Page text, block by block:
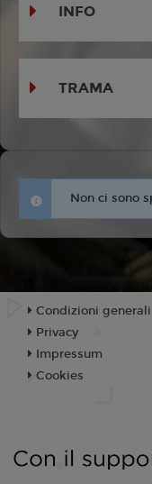
INFO
TRAMA
Non ci sono
Condizioni generali
Privacy
Impressum
Cookies